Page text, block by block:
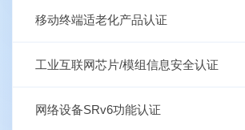
移动终端适老化产品认证
工业互联网芯片/模组信息安全认证
网络设备SRv6功能认证